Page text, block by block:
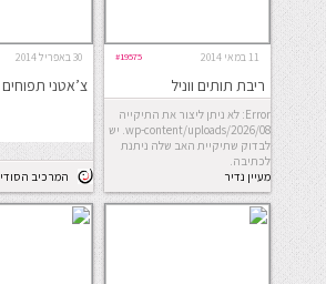
11 במאי 2014 #19575
ריבת תותים ווניל
Error: לא ניתן ליצור את התיקייה
wp-content/uploads/2026/08. יש
לבדוק שתיקיית האב שלה ניתנת
לכתיבה.
מעיין נדיר
30 באפריל 2014
צ’אטני תפוחים
המרכיב הסודי